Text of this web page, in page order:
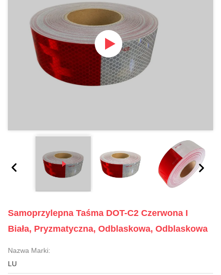
Samoprzylepna Taśma DOT-C2 Czerwona I
Biała, Pryzmatyczna, Odblaskowa, Odblaskowa
Nazwa Marki:
LU